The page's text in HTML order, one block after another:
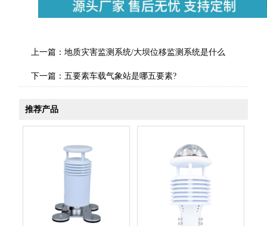
上一篇： 地质灾害监测系统/大坝位移监测系统是什么
下一篇： 五要素车载气象站是哪五要素?
推荐产品